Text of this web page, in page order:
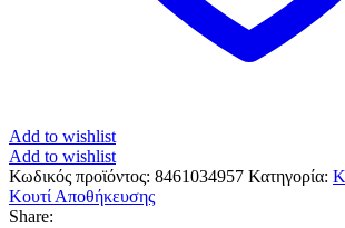
Add to wishlist
Add to wishlist
Κωδικός προϊόντος: 8461034957 Κατηγορία:
Κουτί Αποθήκευσης
Share: